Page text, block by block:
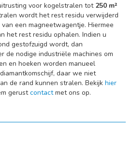
voor kogelstralen tot 250 m²
wordt het rest residu verwijderd
een magneetwagentje. Hiermee
het rest residu ophalen. Indien u
gestofzuigd wordt, dan
de nodige industriële machines om
en hoeken worden manueel
daar we niet
de rand kunnen stralen. Bekijk hier
gerustcontactmet ons op.